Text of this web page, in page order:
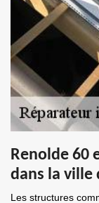
Renolde 60
dans la ville
Les structures